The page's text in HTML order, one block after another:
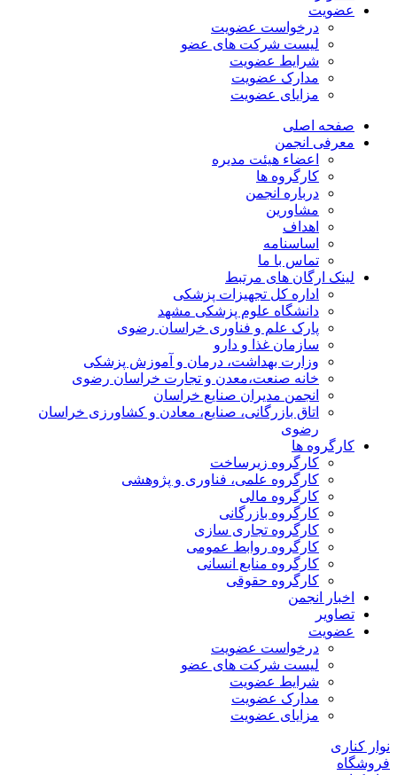
عضویت
درخواست عضویت
لیست شرکت های عضو
شرایط عضویت
مدارک عضویت
مزایای عضویت
صفحه اصلی
معرفی انجمن
اعضاء هیئت مدیره
کارگروه ها
درباره انجمن
مشاورین
اهداف
اساسنامه
تماس با ما
لینک ارگان های مرتبط
اداره کل تجهیزات پزشکی
دانشگاه علوم پزشکی مشهد
پارک علم و فناوری خراسان رضوی
سازمان غذا و دارو
وزارت بهداشت، درمان و آموزش پزشکی
خانه صنعت،معدن و تجارت خراسان رضوی
انجمن مدیران صنایع خراسان
اتاق بازرگانی، صنایع، معادن و کشاورزی خراسان
رضوی
کارگروه ها
کارگروه زیرساخت
کارگروه علمی، فناوری و پژوهشی
کارگروه مالی
کارگروه بازرگانی
کارگروه تجاری سازی
کارگروه روابط عمومی
کارگروه منابع انسانی
کارگروه حقوقی
اخبار انجمن
تصاویر
عضویت
درخواست عضویت
لیست شرکت های عضو
شرایط عضویت
مدارک عضویت
مزایای عضویت
نوار کناری
فروشگاه